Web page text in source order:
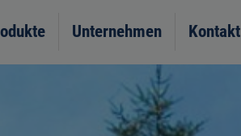
Unternehmen Kontakt